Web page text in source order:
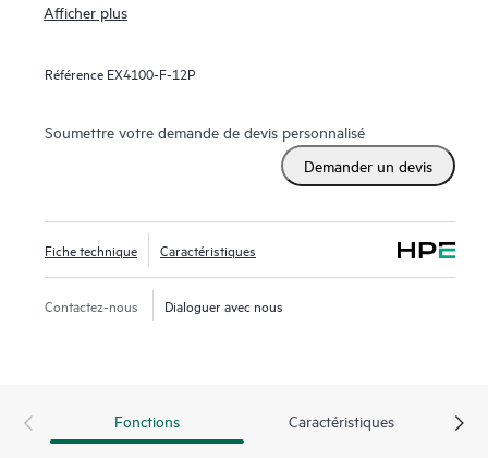
Afficher plus
Référence EX4100-F-12P
Soumettre votre demande de devis personnalisé
Demander un devis
Fiche technique Caractéristiques
Contactez-nous Dialoguer avec nous
Fonctions Caractéristiques